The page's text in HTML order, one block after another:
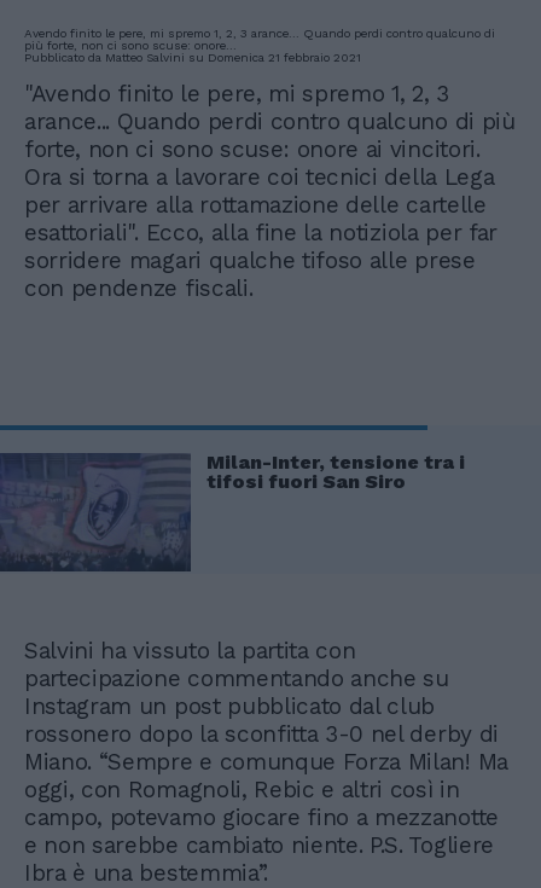
Avendo finito le pere, mi spremo 1, 2, 3 arance... Quando perdi contro qualcuno di
più forte, non ci sono scuse: onore...
Pubblicato da Matteo Salvini su Domenica 21 febbraio 2021
"Avendo finito le pere, mi spremo 1, 2, 3
arance... Quando perdi contro qualcuno di più
forte, non ci sono scuse: onore ai vincitori.
Ora si torna a lavorare coi tecnici della Lega
per arrivare alla rottamazione delle cartelle
esattoriali". Ecco, alla fine la notiziola per far
sorridere magari qualche tifoso alle prese
con pendenze fiscali.
Milan-Inter, tensione tra i
tifosi fuori San Siro
Salvini ha vissuto la partita con
partecipazione commentando anche su
Instagram un post pubblicato dal club
rossonero dopo la sconfitta 3-0 nel derby di
Miano. “Sempre e comunque Forza Milan! Ma
oggi, con Romagnoli, Rebic e altri così in
campo, potevamo giocare fino a mezzanotte
e non sarebbe cambiato niente. P.S. Togliere
Ibra è una bestemmia”.